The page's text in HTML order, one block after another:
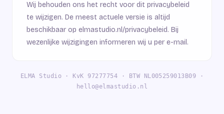
Wij behouden ons het recht voor dit privacybeleid
te wijzigen. De meest actuele versie is altijd
beschikbaar op elmastudio.nl/privacybeleid. Bij
wezenlijke wijzigingen informeren wij u per e-mail.
ELMA Studio · KvK 97277754 · BTW NL005259013B09 ·
hello@elmastudio.nl